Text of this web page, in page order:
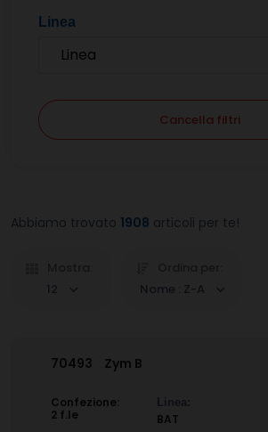
Linea
Linea
Cancella filtri
Abbiamo trovato 1908 articoli per te!
12
Nome : Z-A
70493 Zym B
Confezione:
2 f.le
Linea:
BAT